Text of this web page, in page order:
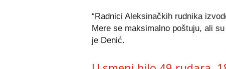
“Radnici Aleksinačkih rudnika
Mere se maksimalno poštuju, ali
je Denić.